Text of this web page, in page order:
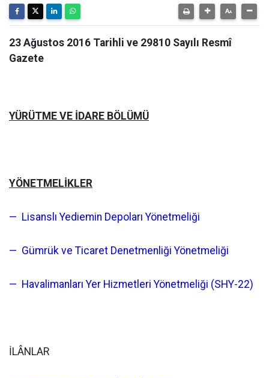
23 Ağustos 2016 Tarihli ve 29810 Sayılı Resmî
Gazete
YÜRÜTME VE İDARE BÖLÜMÜ
YÖNETMELİKLER
— Lisanslı Yediemin Depoları Yönetmeliği
— Gümrük ve Ticaret Denetmenliği Yönetmeliği
— Havalimanları Yer Hizmetleri Yönetmeliği (SHY-22)
İLÂNLAR